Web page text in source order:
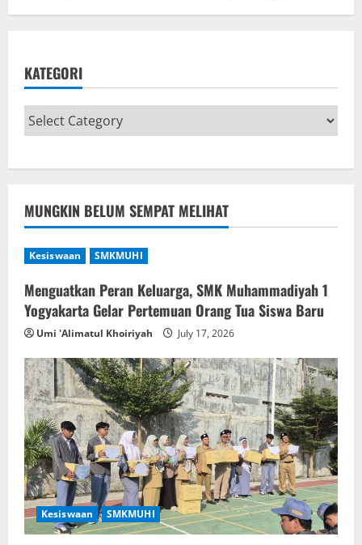
KATEGORI
MUNGKIN BELUM SEMPAT MELIHAT
Kesiswaan SMKMUHI
Menguatkan Peran Keluarga, SMK Muhammadiyah 1
Yogyakarta Gelar Pertemuan Orang Tua Siswa Baru
Umi 'Alimatul Khoiriyah July 17, 2026
Kesiswaan SMKMUHI